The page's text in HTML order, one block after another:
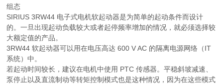
组态
SIRIUS 3RW44 电子式电机软起动器是为简单的起动条件而设计
的。一旦出现起动负载较大或者起停频率增加的情况，就必须选择较
大额定值的产品。
3RW44 软起动器可以用在电压高达 600 V AC 的隔离电源网络（IT
系统）中。
若起动时间较长，建议在电机中使用 PTC 传感器。平稳斜坡减速、
泵停止以及直流制动等转矩控制模式也是这种情况，因为在这些模式